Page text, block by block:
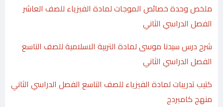
ملخص وحدة خصائص الموجات لمادة الفيزياء للصف العاشر
الفصل الدراسي الثاني
شرح درس سيدنا موسى لمادة التربية الاسلامية للصف التاسع
الفصل الدراسي الثاني
كتيب تدريبات لمادة الفيزياء للصف التاسع الفصل الدراسي الثاني
منهج كامبردج